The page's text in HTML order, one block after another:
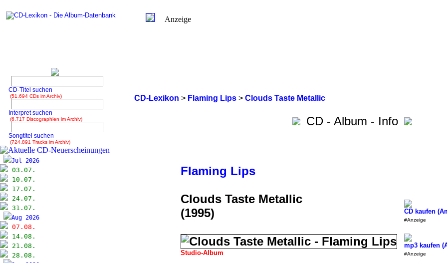
CD-Lexikon > Flaming Lips> Clouds Taste Metallic
CD - Album - Info
Flaming Lips
Clouds Taste Metallic
(1995)
Studio-Album
CD kaufen
#Anzeige
mp3 kaufen
#Anzeige
Anzeige
CD-Titel suchen
(51.694 CDs im Archiv)
Interpret suchen
(6.717 Discographien im Archiv)
Songtitel suchen
(724.891 Tracks im Archiv)
Jul 2026
03.07.
10.07.
17.07.
24.07.
31.07.
Aug 2026
07.08.
14.08.
21.08.
28.08.